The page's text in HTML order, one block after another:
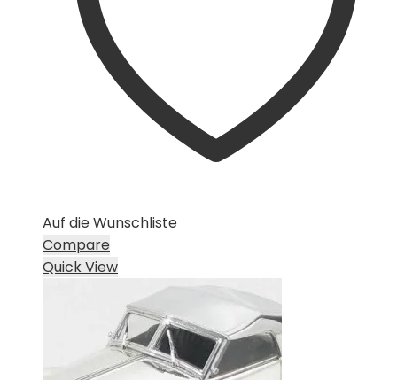
Auf die Wunschliste
Compare
Quick View